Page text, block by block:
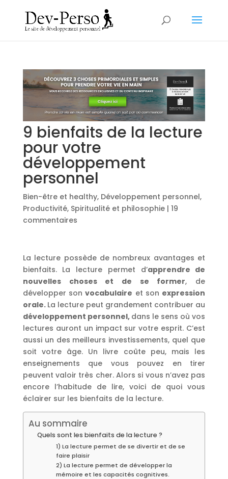
9 bienfaits de la lecture
pour votre
développement
personnel
Bien-être et healthy, Développement personnel,
Productivité, Spiritualité et philosophie| 19
commentaires
La lecture possède de nombreux avantages et
bienfaits. La lecture permet d’apprendre de
nouvelles choses et de se former, de
développer sonvocabulaire et son expression
orale. La lecture peut grandement contribuer au
développement personnel, dans le sens où vos
lectures auront un impact sur votre esprit. C’est
aussi un des meilleurs investissements, quel que
soit votre âge. Un livre coûte peu, mais les
enseignements que vous pouvez en tirer
peuvent valoir très cher. Alors si vous n’avez pas
encore l’habitude de lire, voici de quoi vous
éclairer sur les bienfaits de la lecture.
Au sommaire
Quels sont les bienfaits de la lecture ?
1) La lecture permet de se divertir et de se
faire plaisir
2) La lecture permet de développer la
mémoire et les capacités cognitives.